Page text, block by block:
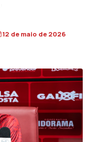
12 de maio de 2026